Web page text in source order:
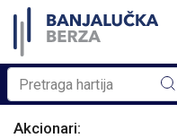
Akcionari: